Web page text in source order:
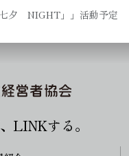
七夕 NIGHT」」活動予定
LINKする。